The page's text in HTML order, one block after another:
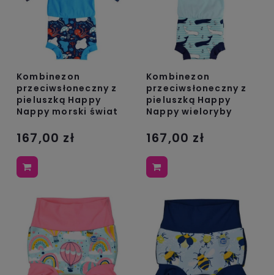
Kombinezon
przeciwsłoneczny z
pieluszką Happy
Nappy morski świat
167,00 zł
Kombinezon
przeciwsłoneczny z
pieluszką Happy
Nappy wieloryby
167,00 zł